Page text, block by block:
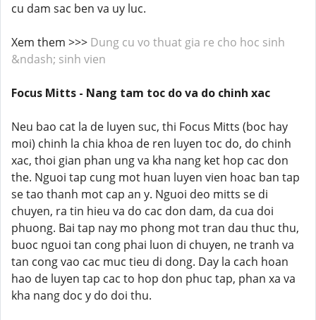
cu dam sac ben va uy luc.
Xem them >>> Dung cu vo thuat gia re cho hoc sinh
&ndash; sinh vien
Focus Mitts - Nang tam toc do va do chinh xac
Neu bao cat la de luyen suc, thi Focus Mitts (boc hay
moi) chinh la chia khoa de ren luyen toc do, do chinh
xac, thoi gian phan ung va kha nang ket hop cac don
the. Nguoi tap cung mot huan luyen vien hoac ban tap
se tao thanh mot cap an y. Nguoi deo mitts se di
chuyen, ra tin hieu va do cac don dam, da cua doi
phuong. Bai tap nay mo phong mot tran dau thuc thu,
buoc nguoi tan cong phai luon di chuyen, ne tranh va
tan cong vao cac muc tieu di dong. Day la cach hoan
hao de luyen tap cac to hop don phuc tap, phan xa va
kha nang doc y do doi thu.